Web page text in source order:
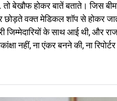
बेखौफ होकर बातें बताते। जिस
छोड़ते वक्त मेडिकल शॉप से होकर
जिम्मेदारियों के साथ आई थी, और
नहीं, ना एंकर बनने की, ना